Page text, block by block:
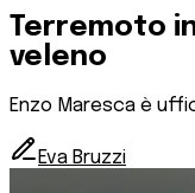
Terremoto
veleno
Enzo Maresca è
Eva Bruzzi